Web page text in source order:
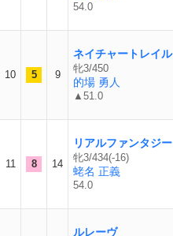
54.0
10 5 9
ネイチャートレイル
牝3/450
的場 勇人
▲51.0
11 8 14
リアルファンタジー
牝3/434(-16)
蛯名 正義
54.0
ルレーヴ